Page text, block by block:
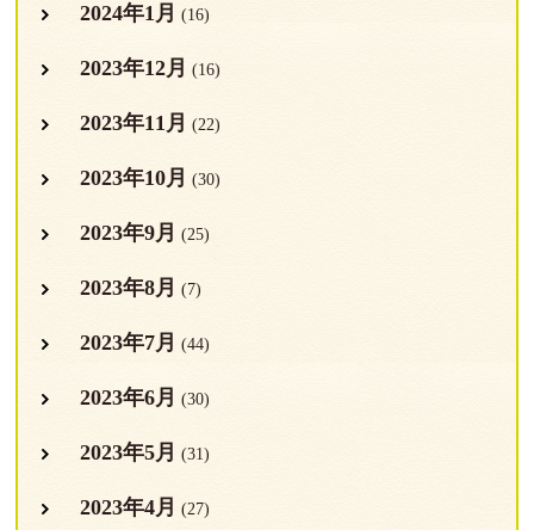
2024年1月 (16)
2023年12月 (16)
2023年11月 (22)
2023年10月 (30)
2023年9月 (25)
2023年8月 (7)
2023年7月 (44)
2023年6月 (30)
2023年5月 (31)
2023年4月 (27)